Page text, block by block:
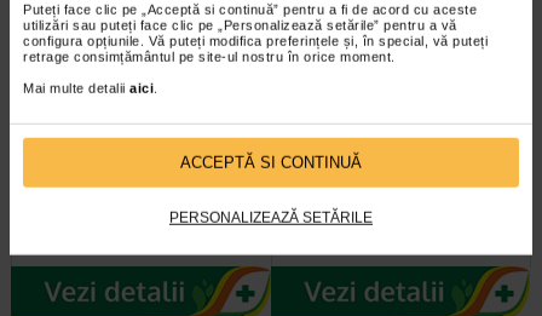
Puteți face clic pe „Acceptă si continuă” pentru a fi de acord cu aceste
utilizări sau puteți face clic pe „Personalizează setările” pentru a vă
configura opțiunile. Vă puteți modifica preferințele și, în special, vă puteți
retrage consimțământul pe site-ul nostru în orice moment.
Mai multe detalii aici.
ACCEPTĂ SI CONTINUĂ
PERSONALIZEAZĂ SETĂRILE
alimentar fara zahar, sub forma de
Advance 3
SENDO ADVANCE 3 este un
tensiometru automat digital de